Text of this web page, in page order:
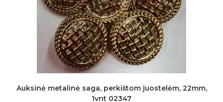
Auksinė metalinė saga, perkištom juostelėm, 22mm,
1vnt 02347